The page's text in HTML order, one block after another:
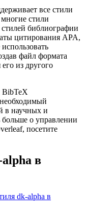
все стили
стили
библиографии
цитирования APA,
файл формата
из другого
BibTeX
в научных и
больше о управлении
посетите
в
dk-alpha в